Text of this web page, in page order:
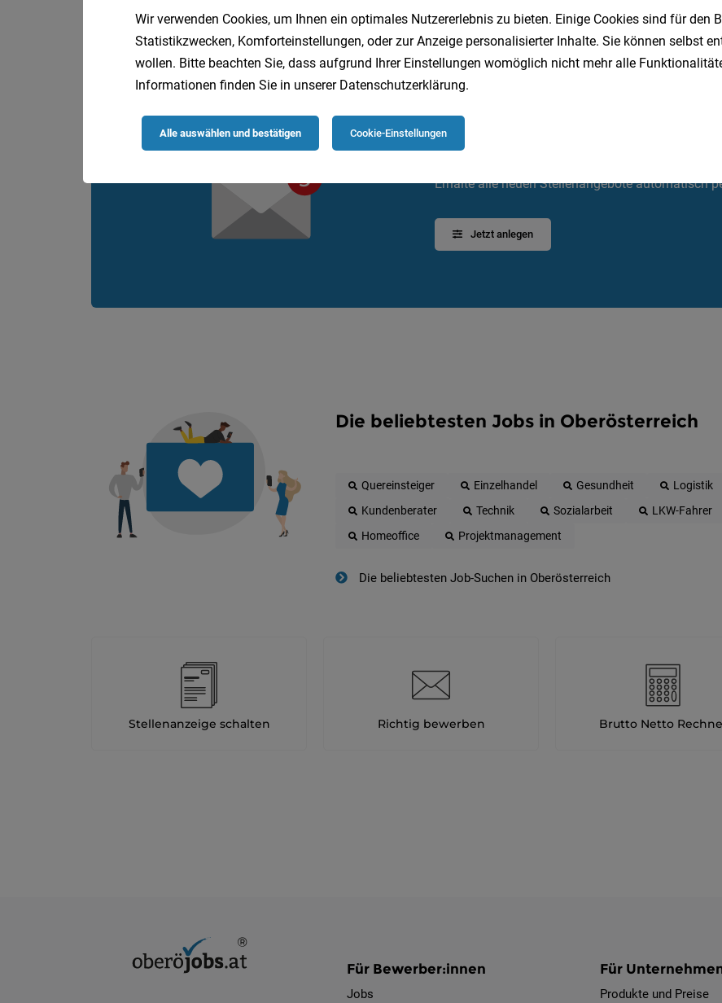
1
Speichere deine Suche als
Erhalte alle neuen Stellenangebote automatisch
Jetzt anlegen
Die beliebtesten Jobs in Oberösterreich
Quereinsteiger Einzelhandel Gesundheit Logistik
Kundenberater
Technik Sozialarbeit LKW-Fahrer
Homeoffice
Projektmanagement
Die beliebtesten Job-Suchen in Oberösterreich
Stellenanzeige schalten Richtig bewerben Brutto Netto
Für Bewerber:innen
Jobs
Für
Produkte und Preise
Wir verwenden Cookies, um Ihnen ein optimales Nutzererlebnis zu bieten. Einige Cookies sind für den
Statistikzwecken, Komforteinstellungen, oder zur Anzeige personalisierter Inhalte. Sie können selbst
wollen. Bitte beachten Sie, dass aufgrund Ihrer Einstellungen womöglich nicht mehr alle
Informationen finden Sie in unserer Datenschutzerklärung.
Alle auswählen und bestätigen Cookie-Einstellungen